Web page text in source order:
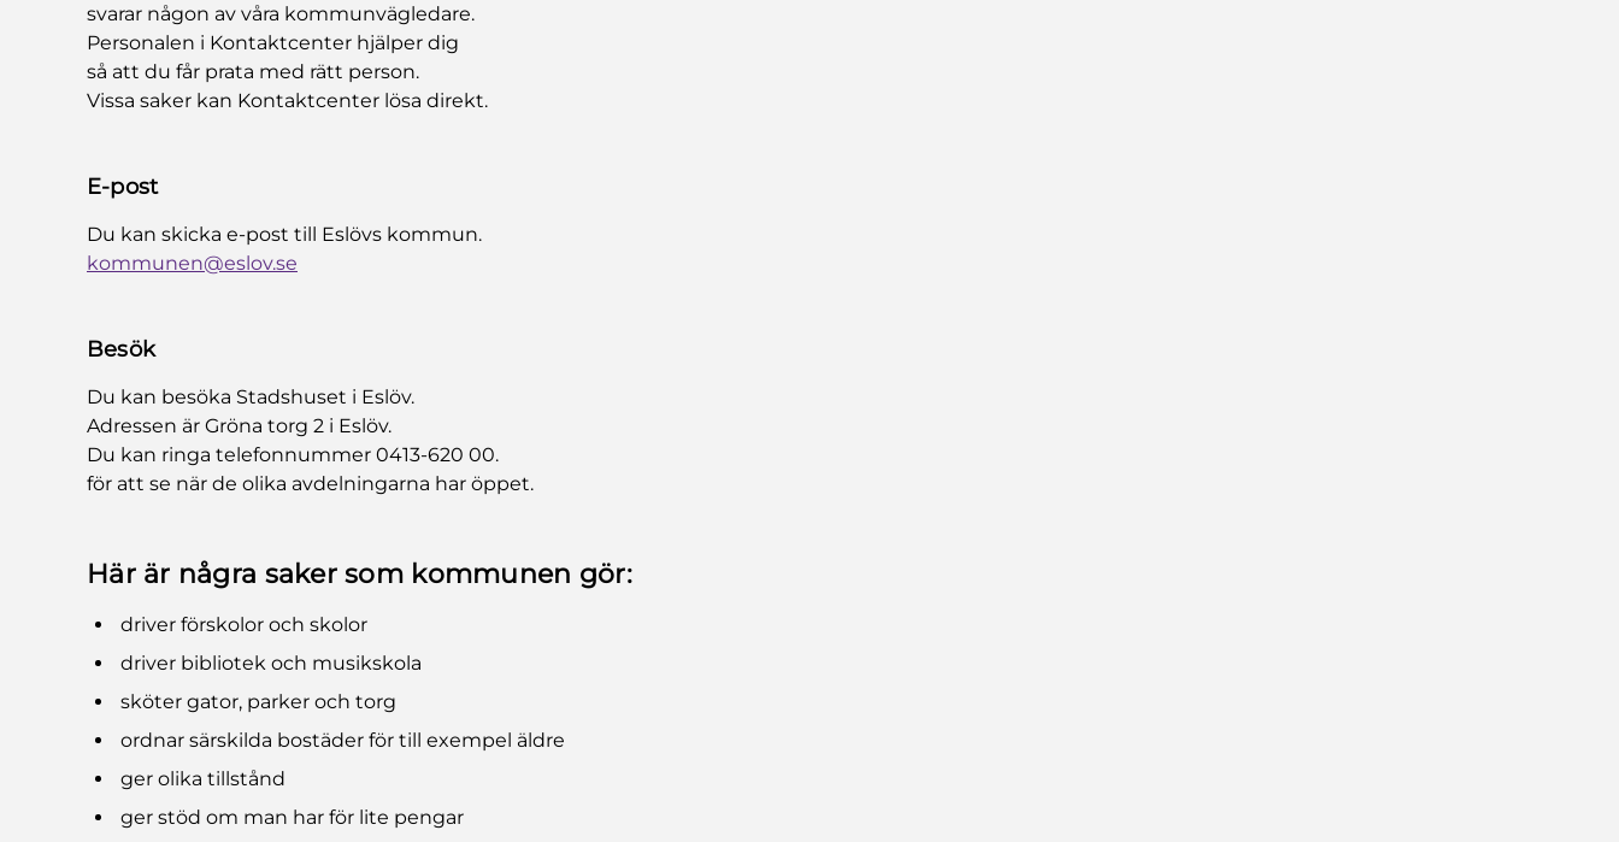
svarar någon av våra kommunvägledare.
Personalen i Kontaktcenter hjälper dig
så att du får prata med rätt person.
Vissa saker kan Kontaktcenter lösa direkt.
E-post
Du kan skicka e-post till Eslövs kommun.
kommunen@eslov.se
Besök
Du kan besöka Stadshuset i Eslöv.
Adressen är Gröna torg 2 i Eslöv.
Du kan ringa telefonnummer 0413-620 00.
för att se när de olika avdelningarna har öppet.
Här är några saker som kommunen gör:
driver förskolor och skolor
driver bibliotek och musikskola
sköter gator, parker och torg
ordnar särskilda bostäder för till exempel äldre
ger olika tillstånd
ger stöd om man har för lite pengar